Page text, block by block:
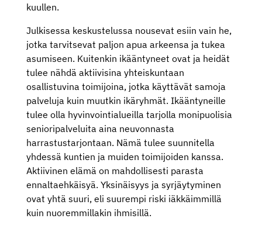
kuullen.
Julkisessa keskustelussa nousevat esiin vain he,
jotka tarvitsevat paljon apua arkeensa ja tukea
asumiseen. Kuitenkin ikääntyneet ovat ja heidät
tulee nähdä aktiivisina yhteiskuntaan
osallistuvina toimijoina, jotka käyttävät samoja
palveluja kuin muutkin ikäryhmät. Ikääntyneille
tulee olla hyvinvointialueilla tarjolla monipuolisia
senioripalveluita aina neuvonnasta
harrastustarjontaan. Nämä tulee suunnitella
yhdessä kuntien ja muiden toimijoiden kanssa.
Aktiivinen elämä on mahdollisesti parasta
ennaltaehkäisyä. Yksinäisyys ja syrjäytyminen
ovat yhtä suuri, eli suurempi riski iäkkäimmillä
kuin nuoremmillakin ihmisillä.